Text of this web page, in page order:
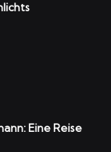
Eine Reise